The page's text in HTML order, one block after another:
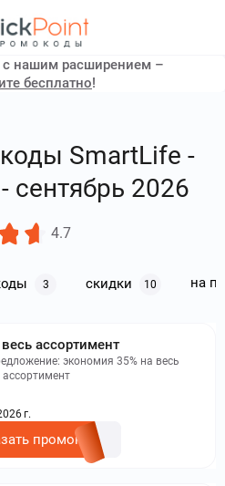
с нашим расширением –
бесплатно!
SmartLife -
сентябрь 2026
4.7
3 скидки 10 на
ассортимент
экономия 35% на весь
г.
промокод